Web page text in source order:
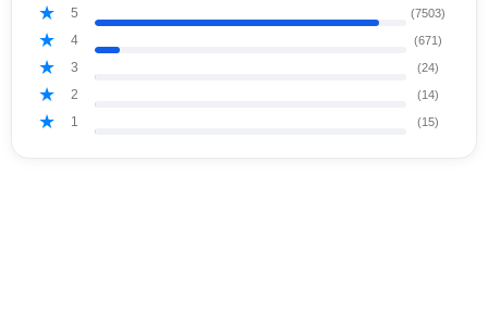
5 (7503)
4 (671)
3 (24)
2 (14)
1 (15)